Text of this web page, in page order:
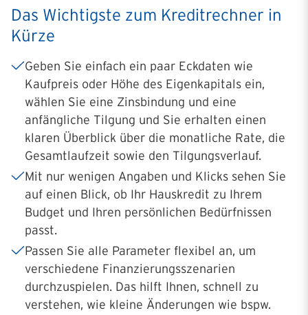
Das Wichtigste zum Kreditrechner in
Kürze
Geben Sie einfach ein paar Eckdaten wie
Kaufpreis oder Höhe des Eigenkapitals ein,
wählen Sie eine Zinsbindung und eine
anfängliche Tilgung und Sie erhalten einen
klaren Überblick über die monatliche Rate, die
Gesamtlaufzeit sowie den Tilgungsverlauf.
Mit nur wenigen Angaben und Klicks sehen Sie
auf einen Blick, ob Ihr Hauskredit zu Ihrem
Budget und Ihren persönlichen Bedürfnissen
passt.
Passen Sie alle Parameter flexibel an, um
verschiedene Finanzierungsszenarien
durchzuspielen. Das hilft Ihnen, schnell zu
verstehen, wie kleine Änderungen wie bspw.